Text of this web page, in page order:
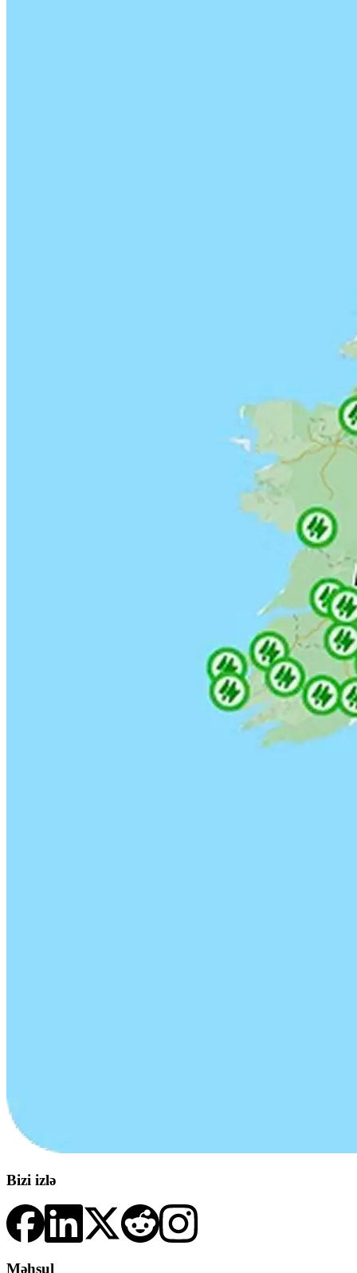
Bizi izlə
Məhsul